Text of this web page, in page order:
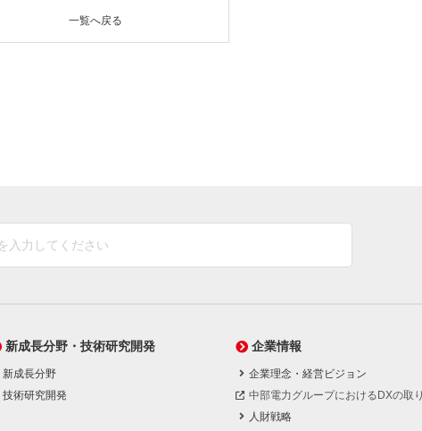
一覧へ戻る
新成長分野・技術研究開発
新成長分野
技術研究開発
企業情報
企業理念・経営ビジョン
中部電力グループにおけるDXの取
人財戦略